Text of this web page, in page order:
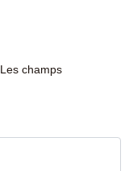
Les champs